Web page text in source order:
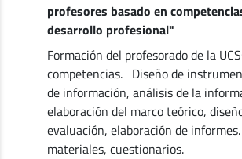
profesores basado en
desarrollo profesional"
Formación del profesorado de la
competencias. Diseño de
de información, análisis de la
elaboración del marco teórico,
evaluación, elaboración de
materiales, cuestionarios.